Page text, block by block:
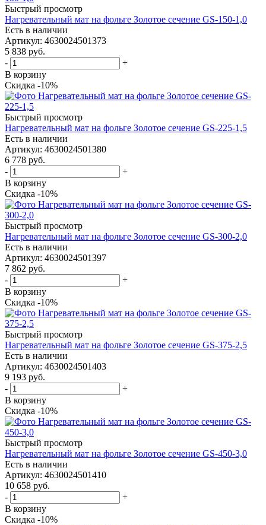
Быстрый просмотр
Нагревательный мат на фольге Золотое сечение GS-150-1,0
Есть в наличии
Артикул: 4630024501373
5 838 руб.
-
+
В корзину
Скидка -10%
Быстрый просмотр
Нагревательный мат на фольге Золотое сечение GS-225-1,5
Есть в наличии
Артикул: 4630024501380
6 778 руб.
-
+
В корзину
Скидка -10%
Быстрый просмотр
Нагревательный мат на фольге Золотое сечение GS-300-2,0
Есть в наличии
Артикул: 4630024501397
7 862 руб.
-
+
В корзину
Скидка -10%
Быстрый просмотр
Нагревательный мат на фольге Золотое сечение GS-375-2,5
Есть в наличии
Артикул: 4630024501403
9 193 руб.
-
+
В корзину
Скидка -10%
Быстрый просмотр
Нагревательный мат на фольге Золотое сечение GS-450-3,0
Есть в наличии
Артикул: 4630024501410
10 658 руб.
-
+
В корзину
Скидка -10%